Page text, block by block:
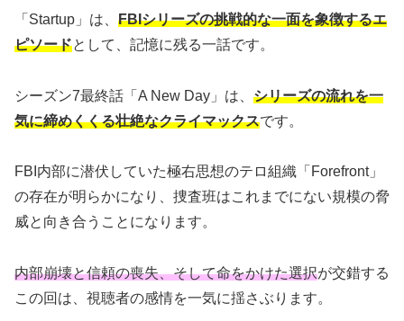
「Startup」は、 FBIシリーズの挑戦的な一面を象徴するエ
ピソードとして、記憶に残る一話です。
シーズン7最終話「A New Day」は、 シリーズの流れを一
気に締めくくる壮絶なクライマックスです。
FBI内部に潜伏していた極右思想のテロ組織「Forefront」
の存在が明らかになり、捜査班はこれまでにない規模の脅
威と向き合うことになります。
内部崩壊と信頼の喪失、そして命をかけた選択が交錯する
この回は、視聴者の感情を一気に揺さぶります。